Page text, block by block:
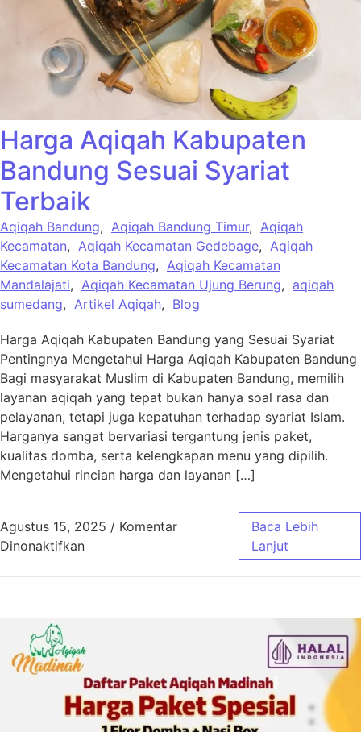
Harga Aqiqah Kabupaten
Bandung Sesuai Syariat
Terbaik
Aqiqah Bandung, Aqiqah Bandung Timur, Aqiqah
Kecamatan, Aqiqah Kecamatan Gedebage, Aqiqah
Kecamatan Kota Bandung, Aqiqah Kecamatan
Mandalajati, Aqiqah Kecamatan Ujung Berung, aqiqah
sumedang, Artikel Aqiqah, Blog
Harga Aqiqah Kabupaten Bandung yang Sesuai Syariat
Pentingnya Mengetahui Harga Aqiqah Kabupaten Bandung
Bagi masyarakat Muslim di Kabupaten Bandung, memilih
layanan aqiqah yang tepat bukan hanya soal rasa dan
pelayanan, tetapi juga kepatuhan terhadap syariat Islam.
Harganya sangat bervariasi tergantung jenis paket,
kualitas domba, serta kelengkapan menu yang dipilih.
Mengetahui rincian harga dan layanan […]
Agustus 15, 2025 / Komentar
Dinonaktifkanpada Harga Aqiqah Kabupaten Bandung
Baca Lebih
Lanjut